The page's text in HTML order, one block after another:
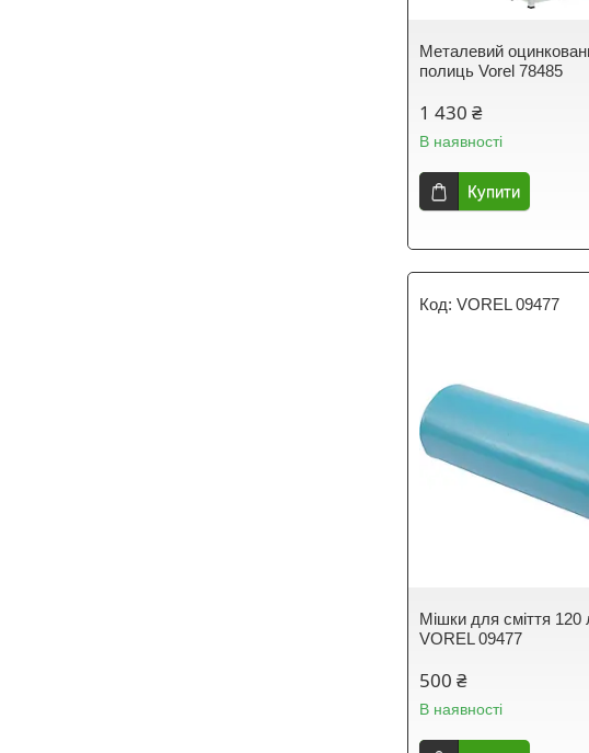
Металевий
полиць Vorel 78485
1 430 ₴
В наявності
Купити
VOREL 09477
Мішки для сміття
VOREL 09477
500 ₴
В наявності